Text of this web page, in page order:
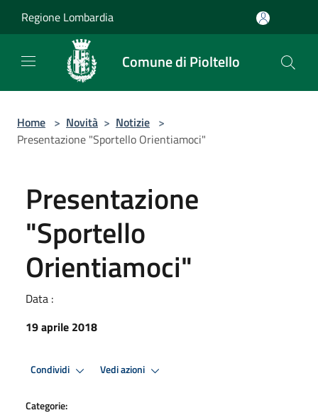
Regione Lombardia
Comune di Pioltello
Home > Novità > Notizie >
Presentazione "Sportello Orientiamoci"
Presentazione
"Sportello
Orientiamoci"
Data :
19 aprile 2018
Condividi Vedi azioni
Categorie: